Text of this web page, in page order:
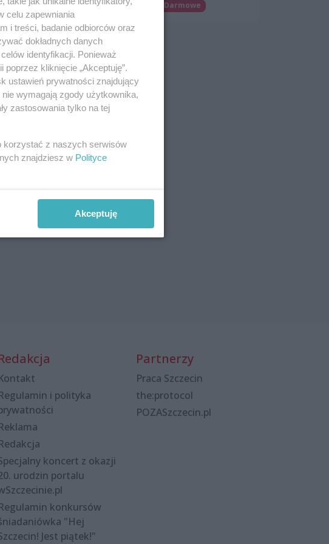
Patronat wSzczecinie.pl
Darmowe
i polityka
koncert z okazji
urodzin portalu
konkursów
"Hej
Jest piątek!"
Partnerzy
Praca Szczecin
the:protocol
POZASzczecin.pl
celu zapewniania
i treści, badanie odbiorców oraz
dokładnych danych
identyfikacji. Ponieważ
kliknięcie „Akceptuję”.
ustawień prywatności znajdujący
wymagają zgody użytkownika,
zastosowania tylko na tej
korzystać z naszych serwisów
znajdziesz w Polityce
Akceptuję